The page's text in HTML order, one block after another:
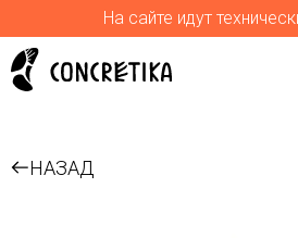
На сайте идут
НАЗАД